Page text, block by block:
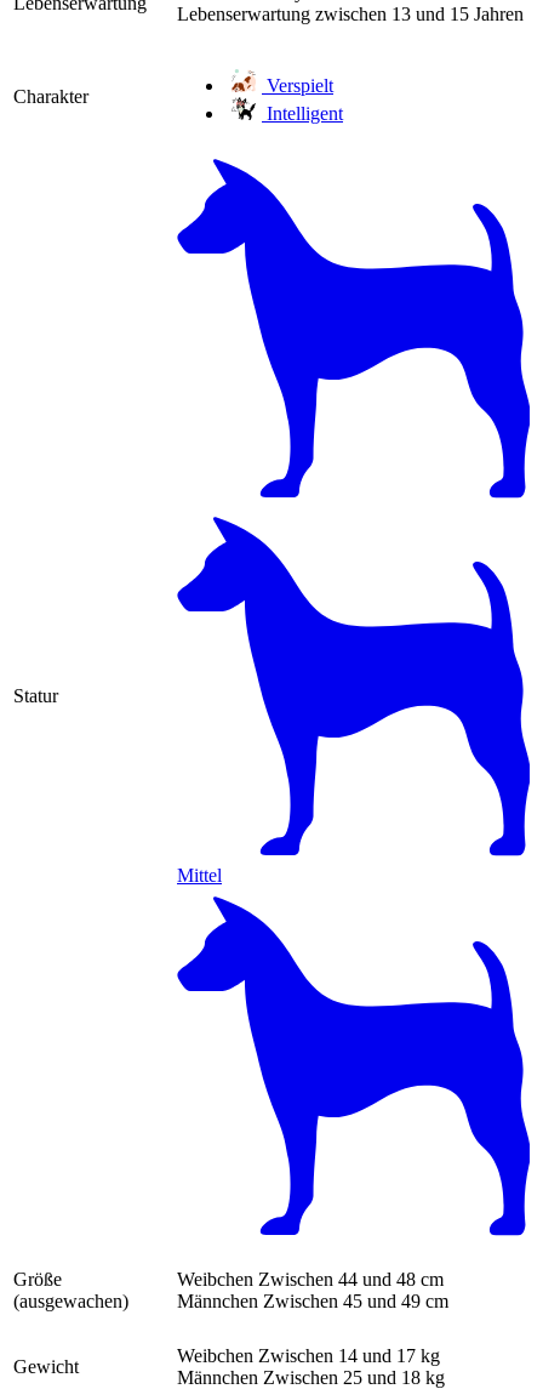
Lebenserwartung zwischen 13 und 15 Jahren
Charakter
Verspielt
Intelligent
Statur
Mittel
Größe
(ausgewachen)
Weibchen Zwischen 44 und 48 cm
Männchen Zwischen 45 und 49 cm
Gewicht
Weibchen Zwischen 14 und 17 kg
Männchen Zwischen 25 und 18 kg